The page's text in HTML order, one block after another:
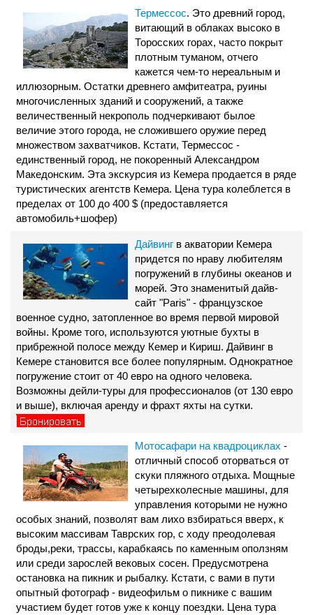
Термессос. Это древний город,
витающий в облаках высоко в
Торосских горах, часто покрыт
плотным туманом, отчего
кажется чем-то нереальным и
иллюзорным. Остатки древнего амфитеатра, руины
многочисленных зданий и сооружений, а также
величественный некрополь подчеркивают былое
величие этого города, не сложившего оружие перед
множеством захватчиков. Кстати, Термессос -
единственный город, не покоренный Александром
Македонским. Эта экскурсия из Кемера продается в ряде
туристических агентств Кемера. Цена тура колеблется в
пределах от 100 до 400 $ (предоставляется
автомобиль+шофер)
Дайвинг в акватории Кемера
придется по нраву любителям
погружений в глубины океанов и
морей. Это знаменитый дайв-
сайт "Paris" - французcкое
военное судно, затопленное во время первой мировой
войны. Кроме того, используются уютные бухты в
прибрежной полосе между Кемер и Кириш. Дайвинг в
Кемере становится все более популярным. Однократное
погружение стоит от 40 евро на одного человека.
Возможны дейли-туры для профессионалов (от 130 евро
и выше), включая аренду и фрахт яхты на сутки.
Мотосафари на квадроциклах -
отличный способ оторваться от
скуки пляжного отдыха. Мощные
четырехколесные машины, для
управления которыми не нужно
особых знаний, позволят вам лихо взбираться вверх, к
высоким массивам Таврских гор, с ходу преодолевая
броды,реки, трассы, карабкаясь по каменным оползням
или среди зарослей вековых сосен. Предусмотрена
остановка на пикник и рыбалку. Кстати, с вами в пути
опытный фотограф - видеофильм о пикнике с вашим
участием будет готов уже к концу поездки. Цена тура